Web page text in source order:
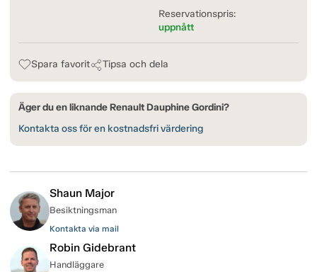
Reservationspris:
uppnått
Spara favorit Tipsa och dela
Äger du en liknande Renault Dauphine Gordini?
Kontakta oss för en kostnadsfri värdering
Shaun Major
Besiktningsman
Kontakta via mail
Robin Gidebrant
Handläggare